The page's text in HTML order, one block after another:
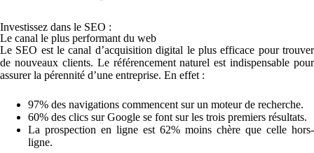
Investissez dans le SEO :
Le canal le plus performant du web
Le SEO est le canal d’acquisition digital le plus efficace pour trouver
de nouveaux clients. Le référencement naturel est indispensable pour
assurer la pérennité d’une entreprise. En effet :
97% des navigations commencent sur un moteur de recherche.
60% des clics sur Google se font sur les trois premiers résultats.
La prospection en ligne est 62% moins chère que celle hors-
ligne.